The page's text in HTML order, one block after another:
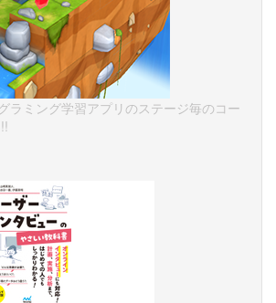
ラミング学習アプリのステージ毎のコー